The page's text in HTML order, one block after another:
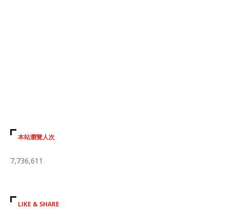
本站瀏覽人次
7,736,611
LIKE & SHARE